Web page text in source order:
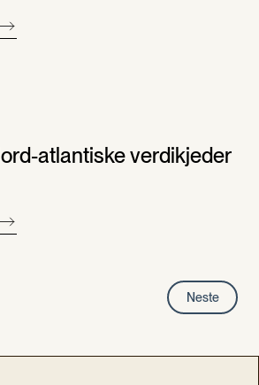
atlantiske verdikjeder
Neste